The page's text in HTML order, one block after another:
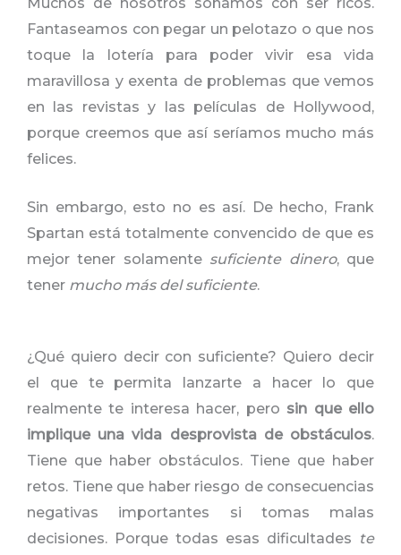
Fantaseamos con pegar un pelotazo o que nos
toque la lotería para poder vivir esa vida
maravillosa y exenta de problemas que vemos
en las revistas y las películas de Hollywood,
porque creemos que así seríamos mucho más
felices.
Sin embargo, esto no es así. De hecho, Frank
Spartan está totalmente convencido de que es
mejor tener solamente suficiente dinero, que
tener mucho más del suficiente.
¿Qué quiero decir con suficiente? Quiero decir
el que te permita lanzarte a hacer lo que
realmente te interesa hacer, pero sin que ello
implique una vida desprovista de obstáculos.
Tiene que haber obstáculos. Tiene que haber
retos. Tiene que haber riesgo de consecuencias
negativas importantes si tomas malas
decisiones. Porque todas esas dificultades te